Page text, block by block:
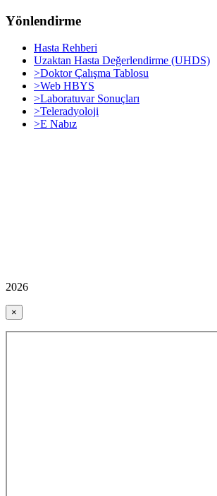
Yönlendirme
Hasta Rehberi
Uzaktan Hasta Değerlendirme (UHDS)
>Doktor Çalışma Tablosu
>Web HBYS
>Laboratuvar Sonuçları
>Teleradyoloji
>E Nabız
2026
×